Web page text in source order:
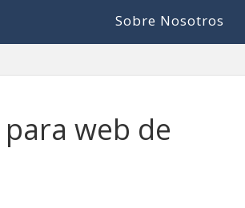
Sobre Nosotros
web de